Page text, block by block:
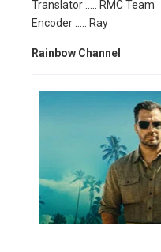
Translator ….. RMC Team
Encoder ….. Ray
Rainbow Channel